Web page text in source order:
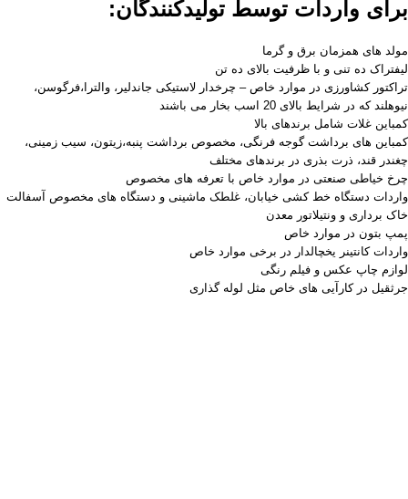
برای واردات توسط تولیدکنندگان:
مولد های همزمان برق و گرما
لیفتراک ده تنی و با ظرفیت بالای ده تن
تراکتور کشاورزی در موارد خاص – چرخدار لاستیکی جاندلیر، والترا،فرگوسن،
نیوهلند که در شرایط بالای 20 اسب بخار می باشند
کمباین غلات شامل برندهای بالا
کمباین های برداشت گوجه فرنگی، مخصوص برداشت پنبه،زیتون، سیب زمینی،
چغندر قند، ذرت بذری در برندهای مختلف
چرخ خیاطی صنعتی در موارد خاص با تعرفه های مخصوص
واردات دستگاه خط کشی خیابان، غلطک ماشینی و دستگاه های مخصوص آسفالت
خاک برداری و ونتیلاتور معدن
پمپ بتون در موارد خاص
واردات کانتینر یخچالدار در برخی موارد خاص
لوازم چاپ عکس و فیلم رنگی
جرثقیل در کارآیی های خاص مثل لوله گذاری